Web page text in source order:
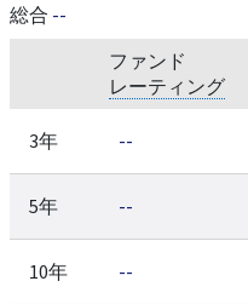
総合 --
ファンド
レーティング
3年 --
5年 --
10年 --